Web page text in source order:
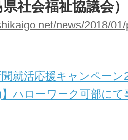
社会福祉協議会
news/2018/
聞就活応援キャンペー
)】ハローワーク可部に